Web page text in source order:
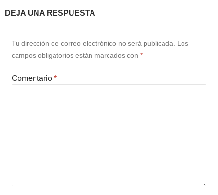
DEJA UNA RESPUESTA
Tu dirección de correo electrónico no será publicada. Los
campos obligatorios están marcados con *
Comentario *